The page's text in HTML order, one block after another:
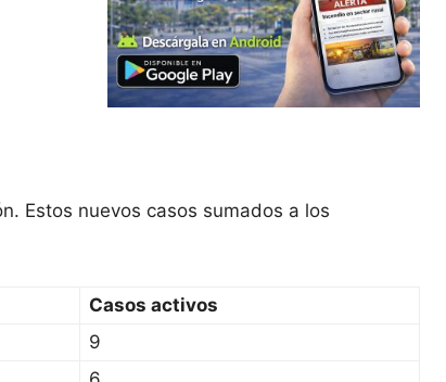
Estos nuevos casos sumados a los
Casos activos
9